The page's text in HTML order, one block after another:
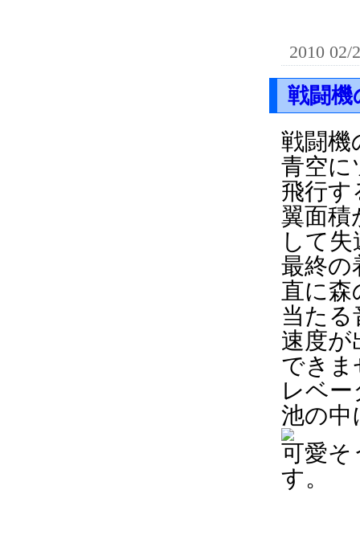
2010 02/
戦闘機
戦闘機
青空に
飛行す
翼面積
して
最終の
直に森
当た
速度が
できま
レベ
池の中
可愛そ
す。